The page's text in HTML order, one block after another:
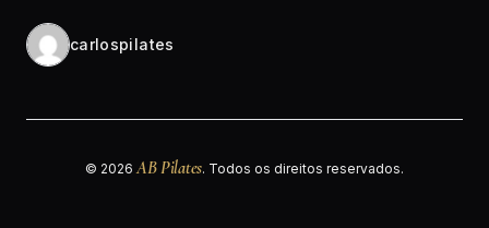
carlospilates
© 2026AB Pilates. Todos os direitos reservados.